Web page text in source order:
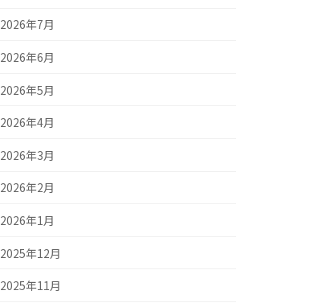
2026年7月
2026年6月
2026年5月
2026年4月
2026年3月
2026年2月
2026年1月
2025年12月
2025年11月